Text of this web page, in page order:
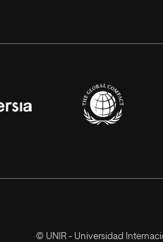
© UNIR - Universidad